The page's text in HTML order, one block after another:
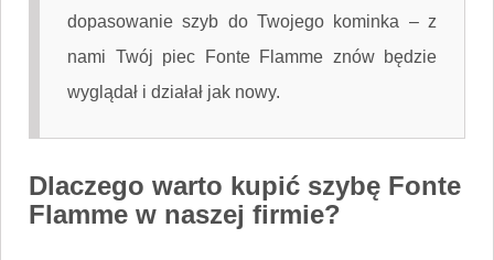
dopasowanie szyb do Twojego kominka – z
nami Twój piec Fonte Flamme znów będzie
wyglądał i działał jak nowy.
Dlaczego warto kupić szybę Fonte
Flamme w naszej firmie?